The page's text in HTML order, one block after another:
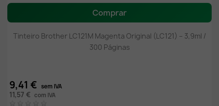
Comprar
Tinteiro Brother LC121M Magenta Original (LC121) – 3,9ml /
300 Páginas
9,41 € sem IVA
11,57 € com IVA